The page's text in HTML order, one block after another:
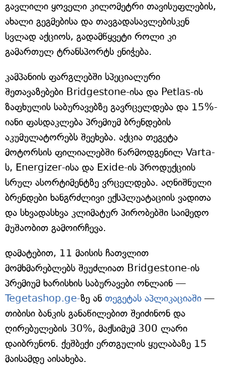
გავლილი ყოველი კილომეტრი თავისუფლების,
ახალი გეგმებისა და თავგადასავლებისკენ
სვლად აქციოს, გადამწყვეტი როლი კი
გამართულ ტრანსპორტს ენიჭება.
კამპანიის ფარგლებში სპეციალური
შეთავაზებები Bridgestone-ისა და Petlas-ის
ზაფხულის საბურავებზე გავრცელდება და 15%-
იანი ფასდაკლება პრემიუმ ბრენდების
აკუმულატორებს შეეხება. აქცია თეგეტა
მოტორსის ფილიალებში წარმოდგენილ Varta-
ს, Energizer-ისა და Exide-ის პროდუქციის
სრულ ასორტიმენტზე ვრცელდება. აღნიშნული
ბრენდები ხანგრძლივი ექსპლუატაციის ვადითა
და სხვადასხვა კლიმატურ პირობებში საიმედო
მუშაობით გამოირჩევა.
დამატებით, 11 მაისის ჩათვლით
მომხმარებლებს შეუძლიათ Bridgestone-ის
პრემიუმ ხარისხის საბურავები ონლაინ —
Tegetashop.ge-ზე ან თეგეტას აპლიკაციაში —
თიბისი ბანკის განაწილებით შეიძინონ და
ღირებულების 30%, მაქსიმუმ 300 ლარი
დაიბრუნონ. ქეშბექი ერთგულის ყულაბაზე 15
მაისამდე აისახება.